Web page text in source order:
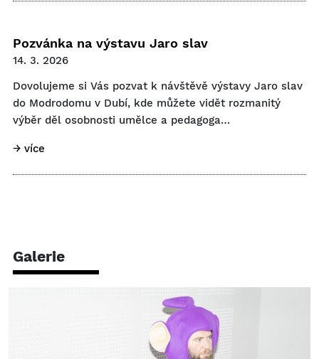
Pozvánka na výstavu Jaro slav
14. 3. 2026
Dovolujeme si Vás pozvat k návštěvě výstavy Jaro slav
do Modrodomu v Dubí, kde můžete vidět rozmanitý
výběr děl osobnosti umělce a pedagoga…
→ více
Galerie